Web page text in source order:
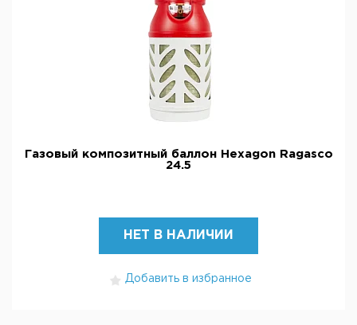
Газовый композитный баллон Hexagon Ragasco
24.5
НЕТ В НАЛИЧИИ
Добавить в избранное